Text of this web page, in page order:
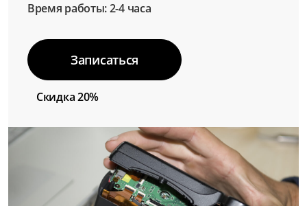
Время работы: 2-4 часа
Записаться
Скидка 20%